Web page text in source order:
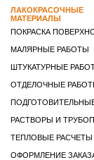
ЛАКОКРАСОЧНЫЕ
МАТЕРИАЛЫ
ПОКРАСКА
МАЛЯРНЫЕ РАБОТЫ
ШТУКАТУРНЫЕ
ОТДЕЛОЧНЫЕ
РАСТВОРЫ И
ТЕПЛОВЫЕ РАСЧЕТЫ
ОФОРМЛЕНИЕ